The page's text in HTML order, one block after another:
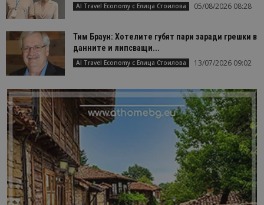
AI Travel Economy с Елица Стоилова 05/08/2026 08:28
Тим Браун: Хотелите губят пари заради грешки в
данните и липсващи...
AI Travel Economy с Елица Стоилова 13/07/2026 09:02